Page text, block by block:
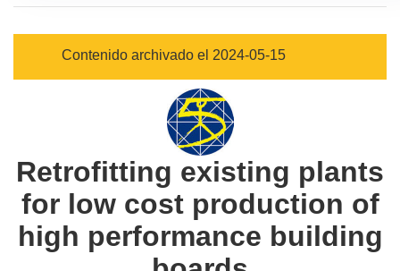
ventana)
Contenido archivado el 2024-05-15
Retrofitting existing plants
for low cost production of
high performance building